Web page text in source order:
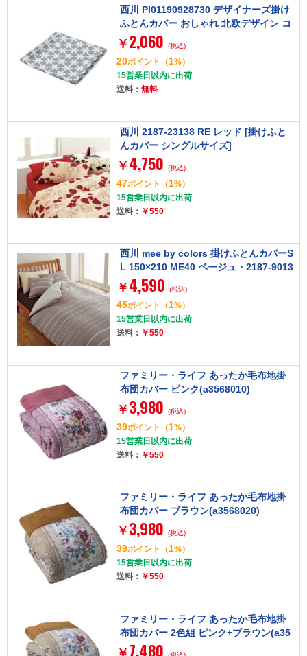
西川 PI01190928730 デザイナーズ掛け
ふとんカバー おしゃれ 北欧デザイン コ
ーディネート シングルロング グレー
￥ 2,060 (税込)
20ポイント （1%）
15営業日以内に出荷
送料： 無料
西川 2187-23138 RE レッド [掛けふと
んカバー シングルサイズ]
￥ 4,750 (税込)
47ポイント （1%）
15営業日以内に出荷
送料： ￥550
西川 mee by colors 掛けふとんカバーS
L 150×210 ME40 ベージュ・2187-9013
7
￥ 4,590 (税込)
45ポイント （1%）
15営業日以内に出荷
送料： ￥550
ファミリー・ライフ あったか毛布地掛
布団カバー ピンク(a3568010)
￥ 3,980 (税込)
39ポイント （1%）
15営業日以内に出荷
送料： ￥550
ファミリー・ライフ あったか毛布地掛
布団カバー ブラウン(a3568020)
￥ 3,980 (税込)
39ポイント （1%）
15営業日以内に出荷
送料： ￥550
ファミリー・ライフ あったか毛布地掛
布団カバー 2色組 ピンク+ブラウン(a35
681)
￥ 7,480